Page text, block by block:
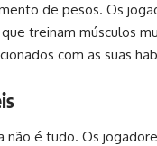
de pesos. Os
treinam músculos
com as suas
não é tudo. Os